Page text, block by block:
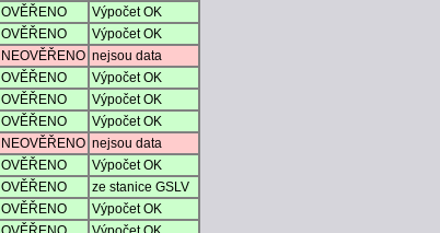
OVĚŘENO
Výpočet OK
OVĚŘENO
Výpočet OK
NEOVĚŘENO nejsou data
OVĚŘENO
Výpočet OK
OVĚŘENO
Výpočet OK
OVĚŘENO
Výpočet OK
NEOVĚŘENO nejsou data
OVĚŘENO
Výpočet OK
OVĚŘENO
ze stanice GSLV
OVĚŘENO
Výpočet OK